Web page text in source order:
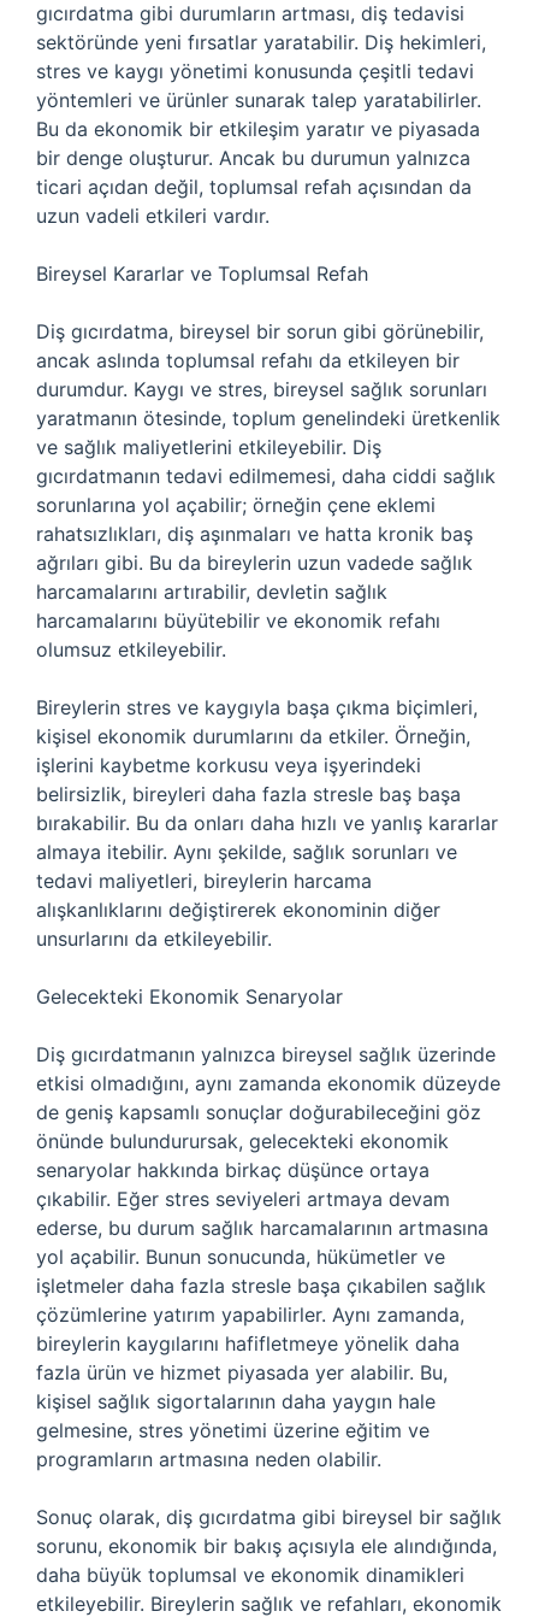
gıcırdatma gibi durumların artması, diş tedavisi
sektöründe yeni fırsatlar yaratabilir. Diş hekimleri,
stres ve kaygı yönetimi konusunda çeşitli tedavi
yöntemleri ve ürünler sunarak talep yaratabilirler.
Bu da ekonomik bir etkileşim yaratır ve piyasada
bir denge oluşturur. Ancak bu durumun yalnızca
ticari açıdan değil, toplumsal refah açısından da
uzun vadeli etkileri vardır.
Bireysel Kararlar ve Toplumsal Refah
Diş gıcırdatma, bireysel bir sorun gibi görünebilir,
ancak aslında toplumsal refahı da etkileyen bir
durumdur. Kaygı ve stres, bireysel sağlık sorunları
yaratmanın ötesinde, toplum genelindeki üretkenlik
ve sağlık maliyetlerini etkileyebilir. Diş
gıcırdatmanın tedavi edilmemesi, daha ciddi sağlık
sorunlarına yol açabilir; örneğin çene eklemi
rahatsızlıkları, diş aşınmaları ve hatta kronik baş
ağrıları gibi. Bu da bireylerin uzun vadede sağlık
harcamalarını artırabilir, devletin sağlık
harcamalarını büyütebilir ve ekonomik refahı
olumsuz etkileyebilir.
Bireylerin stres ve kaygıyla başa çıkma biçimleri,
kişisel ekonomik durumlarını da etkiler. Örneğin,
işlerini kaybetme korkusu veya işyerindeki
belirsizlik, bireyleri daha fazla stresle baş başa
bırakabilir. Bu da onları daha hızlı ve yanlış kararlar
almaya itebilir. Aynı şekilde, sağlık sorunları ve
tedavi maliyetleri, bireylerin harcama
alışkanlıklarını değiştirerek ekonominin diğer
unsurlarını da etkileyebilir.
Gelecekteki Ekonomik Senaryolar
Diş gıcırdatmanın yalnızca bireysel sağlık üzerinde
etkisi olmadığını, aynı zamanda ekonomik düzeyde
de geniş kapsamlı sonuçlar doğurabileceğini göz
önünde bulundurursak, gelecekteki ekonomik
senaryolar hakkında birkaç düşünce ortaya
çıkabilir. Eğer stres seviyeleri artmaya devam
ederse, bu durum sağlık harcamalarının artmasına
yol açabilir. Bunun sonucunda, hükümetler ve
işletmeler daha fazla stresle başa çıkabilen sağlık
çözümlerine yatırım yapabilirler. Aynı zamanda,
bireylerin kaygılarını hafifletmeye yönelik daha
fazla ürün ve hizmet piyasada yer alabilir. Bu,
kişisel sağlık sigortalarının daha yaygın hale
gelmesine, stres yönetimi üzerine eğitim ve
programların artmasına neden olabilir.
Sonuç olarak, diş gıcırdatma gibi bireysel bir sağlık
sorunu, ekonomik bir bakış açısıyla ele alındığında,
daha büyük toplumsal ve ekonomik dinamikleri
etkileyebilir. Bireylerin sağlık ve refahları, ekonomik